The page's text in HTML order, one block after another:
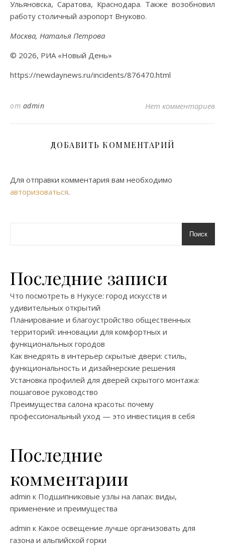
Ульяновска, Саратова, Краснодара. Также возобновил
работу столичный аэропорт Внуково.
Москва, Наталья Петрова
© 2026, РИА «Новый День»
https://newdaynews.ru/incidents/876470.html
от admin Нет комментариев
ДОБАВИТЬ КОММЕНТАРИЙ
Для отправки комментария вам необходимо
авторизоваться.
Поиск
Последние записи
Что посмотреть в Нукусе: город искусств и
удивительных открытий
Планирование и благоустройство общественных
территорий: инновации для комфортных и
функциональных городов
Как внедрять в интерьер скрытые двери: стиль,
функциональность и дизайнерские решения
Установка профилей для дверей скрытого монтажа:
пошаговое руководство
Преимущества салона красоты: почему
профессиональный уход — это инвестиция в себя
Последние
комментарии
admin к Подшипниковые узлы на лапах: виды,
применение и преимущества
admin к Какое освещение лучше организовать для
газона и альпийской горки